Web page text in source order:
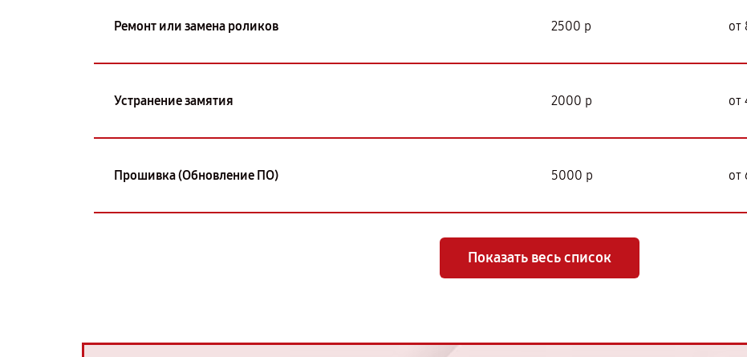
Ремонт или замена роликов 2500 р от
Устранение замятия 2000 р от
Прошивка (Обновление ПО) 5000 р от
Показать весь список